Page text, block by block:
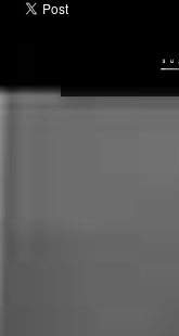
| Sous Surveillance |
Contemporaine |
Photographie | Art |
Artiste International |
Contemporain | Art
Publication | Français
Angle | Parallélisme |
Géométrique | Côtés